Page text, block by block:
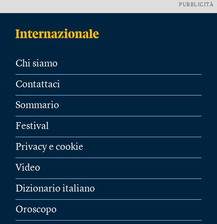
PUBBLICITÀ
Chi siamo
Contattaci
Sommario
Festival
Privacy e cookie
Video
Dizionario italiano
Oroscopo